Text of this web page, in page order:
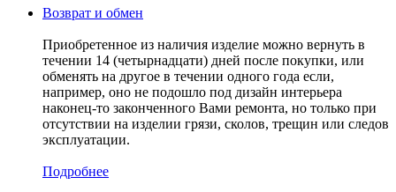
Возврат и обмен
Приобретенное из наличия изделие можно вернуть в
течении 14 (четырнадцати) дней после покупки, или
обменять на другое в течении одного года если,
например, оно не подошло под дизайн интерьера
наконец-то законченного Вами ремонта, но только при
отсутствии на изделии грязи, сколов, трещин или следов
эксплуатации.
Подробнее